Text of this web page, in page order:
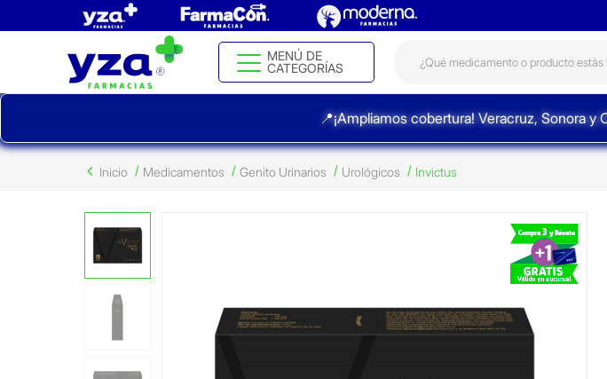
MENÚ DE
CATEGORÍAS
📍¡Ampliamos cobertura! Veracruz, Sonora y
Inicio Medicamentos Genito Urinarios Urológicos Invictus